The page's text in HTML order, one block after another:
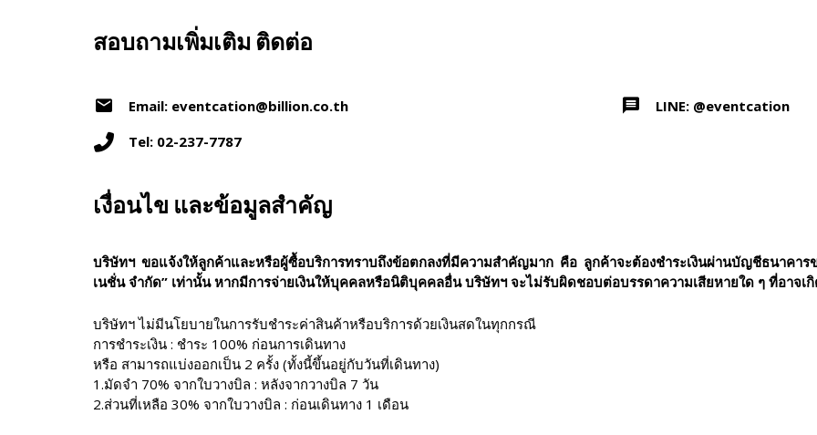
สอบถามเพิ่มเติม ติดต่อ
Email: eventcation@billion.co.th
LINE: @eventcation
Tel: 02-237-7787
เงื่อนไข และข้อมูลสำคัญ
บริษัทฯ ขอแจ้งให้ลูกค้าและหรือผู้ซื้อบริการทราบถึงข้อตกลงที่มีความสำคัญมาก คือ ลูกค้าจะต้องชำระเงินผ่านบัญชีธนาค
เนชั่น จำกัด” เท่านั้น หากมีการจ่ายเงินให้บุคคลหรือนิติบุคคลอื่น บริษัทฯ จะไม่รับผิดชอบต่อบรรดาความเสียหายใด ๆ ที่อาจเ
บริษัทฯ ไม่มีนโยบายในการรับชำระค่าสินค้าหรือบริการด้วยเงินสดในทุกกรณี
การชำระเงิน : ชำระ 100% ก่อนการเดินทาง
หรือ สามารถแบ่งออกเป็น 2 ครั้ง (ทั้งนี้ขึ้นอยู่กับวันที่เดินทาง)
1.มัดจำ 70% จากใบวางบิล : หลังจากวางบิล 7 วัน
2.ส่วนที่เหลือ 30% จากใบวางบิล : ก่อนเดินทาง 1 เดือน